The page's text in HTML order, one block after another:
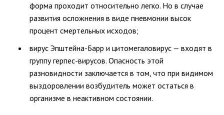
форма проходит относительно легко. Но в случае
развития осложнения в виде пневмонии высок
процент смертельных исходов;
вирус Эпштейна-Барр и цитомегаловирус — входят в
группу герпес-вирусов. Опасность этой
разновидности заключается в том, что при видимом
выздоровлении возбудитель может остаться в
организме в неактивном состоянии.